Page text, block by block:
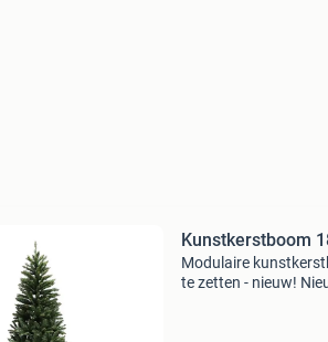
Kunstkerstboom
Modulaire
te zetten - nieuw!